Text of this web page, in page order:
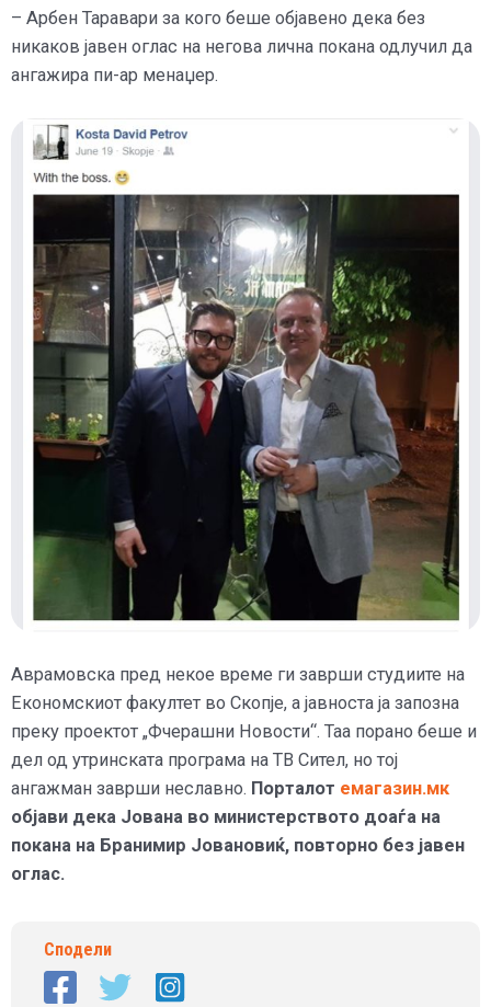
– Арбен Таравари за кого беше објавено дека без
никаков јавен оглас на негова лична покана одлучил да
ангажира пи-ар менаџер.
Аврамовска пред некое време ги заврши студиите на
Економскиот факултет во Скопје, а јавноста ја запозна
преку проектот „Фчерашни Новости“. Таа порано беше и
дел од утринската програма на ТВ Сител, но тој
ангажман заврши неславно. Порталот емагазин.мк
објави дека Јована во министерството доаѓа на
покана на Бранимир Јовановиќ, повторно без јавен
оглас.
Сподели